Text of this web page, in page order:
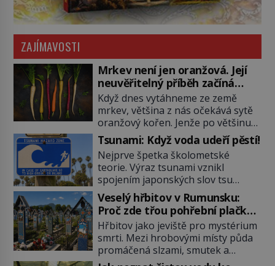
ZAJÍMAVOSTI
Mrkev není jen oranžová. Její
neuvěřitelný příběh začíná
fialovou barvou
Když dnes vytáhneme ze země
mrkev, většina z nás očekává sytě
oranžový kořen. Jenže po většinu
své historie je mrkev všechno
možné, jen ne oranžová. Je fialová,
žlutá, bílá, někdy dokonce téměř
černá. Až díky stovkám let
pečlivého šlechtění se z ní stává
zelenina, bez které si českou
zahradu ani nedokážeme
představit. Její příběh je […]
Tsunami: Když voda udeří pěstí!
Nejprve špetka školometské
teorie. Výraz tsunami vznikl
spojením japonských slov tsu
(přístav) a nami (vlna). Jedná se o
dlouhou vlnu, která je na volném
moři takřka nepostřehnutelná.
Ačkoli je vlnová délka tsunami i 300
kilometrů, výška vlny na volném
moři je maximálně 1,5 metru.
Veselý hřbitov v Rumunsku:
Proč zde třou pohřební plačky
bídu s nouzí?
Hřbitov jako jeviště pro mystérium
smrti. Mezi hrobovými místy půda
promáčená slzami, smutek a
vědomí konečnosti lidské existence.